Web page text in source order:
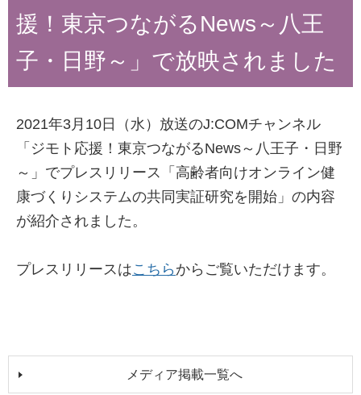
援！東京つながるNews～八王
子・日野～」で放映されました
2021年3月10日（水）放送のJ:COMチャンネル
「ジモト応援！東京つながるNews～八王子・日野
～」でプレスリリース「高齢者向けオンライン健
康づくりシステムの共同実証研究を開始」の内容
が紹介されました。
プレスリリースはこちら からご覧いただけます。
メディア掲載一覧へ